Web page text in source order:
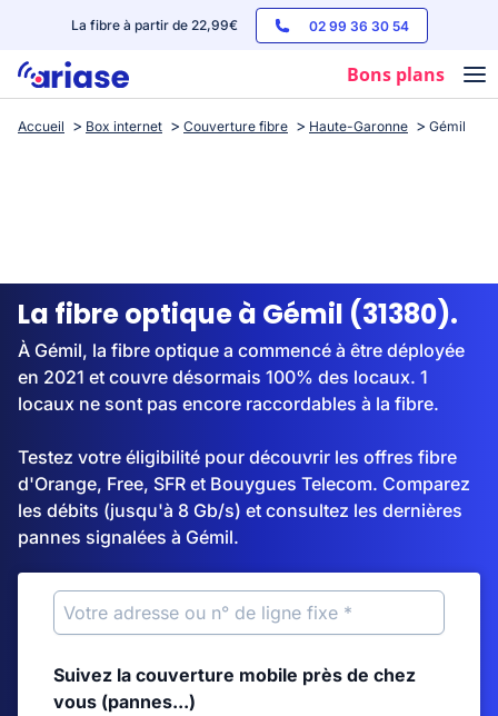
La fibre à partir de 22,99€ 02 99 36 30 54
Bons plans
Box internet
Streaming
Accueil Box internet Couverture fibre Haute-Garonne Gémil
La fibre optique à Gémil (31380).
À Gémil, la fibre optique a commencé à être déployée
en 2021 et couvre désormais 100% des locaux. 1
locaux ne sont pas encore raccordables à la fibre.
Testez votre éligibilité pour découvrir les offres fibre
d'Orange, Free, SFR et Bouygues Telecom. Comparez
les débits (jusqu'à 8 Gb/s) et consultez les dernières
pannes signalées à Gémil.
Suivez la couverture mobile près de chez
vous (pannes...)